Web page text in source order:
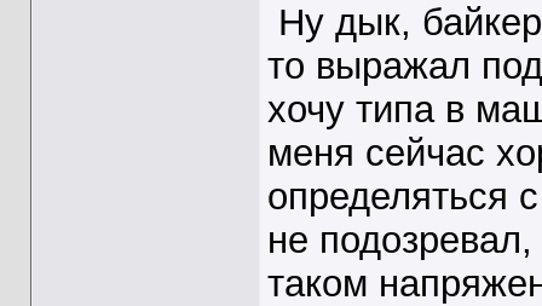
Ну дык,
то выражал
хочу типа в
меня сейчас
определяться
не
таком